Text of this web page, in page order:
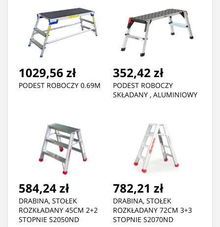
1029,56 zł
PODEST ROBOCZY 0.69M
352,42 zł
PODEST ROBOCZY
SKŁADANY , ALUMINIOWY
584,24 zł
DRABINA, STOŁEK
ROZKŁADANY 45CM 2+2
STOPNIE S2050ND
782,21 zł
DRABINA, STOŁEK
ROZKŁADANY 72CM 3+3
STOPNIE S2070ND